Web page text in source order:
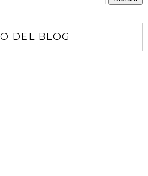
DEL BLOG